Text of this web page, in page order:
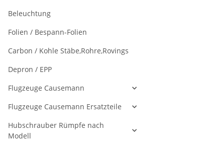
Beleuchtung
Folien / Bespann-Folien
Carbon / Kohle Stäbe,Rohre,Rovings
Depron / EPP
Flugzeuge Causemann
Flugzeuge Causemann Ersatzteile
Hubschrauber Rümpfe nach
Modell